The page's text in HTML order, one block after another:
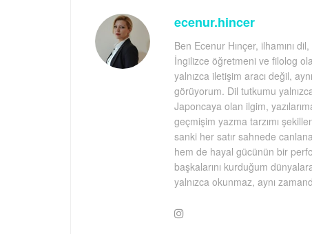
ecenur.hincer
Ben Ecenur Hınçer, ilhamını
İngilizce öğretmeni ve filolog
yalnızca iletişim aracı değil,
görüyorum. Dil tutkumu
Japoncaya olan ilgim,
geçmişim yazma tarzımı
sanki her satır sahnede
hem de hayal gücünün bir
başkalarını kurduğum
yalnızca okunmaz, aynı